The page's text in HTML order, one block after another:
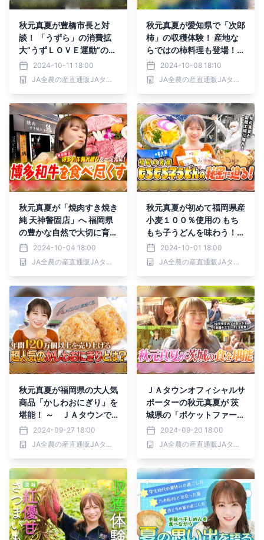
秋元真夏が豊橋市長と対
談！ 「うずら」の消費拡
大”うずＬＯＶＥ運動”の紹
介や 農畜産物クイズで大
盛り上がり！
2024-10-11 18:00
JA全農の産直通販JAタウン
秋元真夏が愛知県で「次郎
柿」の収穫体験！ 産地な
らではの柿料理も登場！秋
の味覚をたっぷりお届け
2024-10-08 18:10
JA全農の産直通販JAタウン
秋元真夏が「焼肉すき焼き
純 天神警固店」へ 福岡県
の豊かな自然で大切に育て
られた 「博多和牛」を味
わい尽くす！
2024-10-04 18:00
JA全農の産直通販JAタウン
秋元真夏が初めて福岡県産
小麦１００％使用の もち
もち子うどんを味わう！
長年愛される美味しさの秘
密とは！？
2024-10-01 18:00
JA全農の産直通販JAタウン
秋元真夏が福岡県の大人気
商品「かしわおにぎり」を
堪能！ ～ ＪＡタウンで
も好評発売中 ～
2024-09-27 18:00
JA全農の産直通販JAタウン
ＪＡタウンオフィシャルサ
ポーターの秋元真夏が 茨
城県の「ポケットファーム
どきどき」で おいしい農
畜産物をお買い物！
2024-09-20 18:00
JA全農の産直通販JAタウン